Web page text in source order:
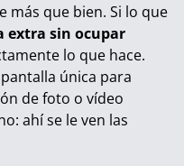
más que bien. Si lo que
extra sin ocupar
lo que hace.
única para
de foto o vídeo
ahí se le ven las